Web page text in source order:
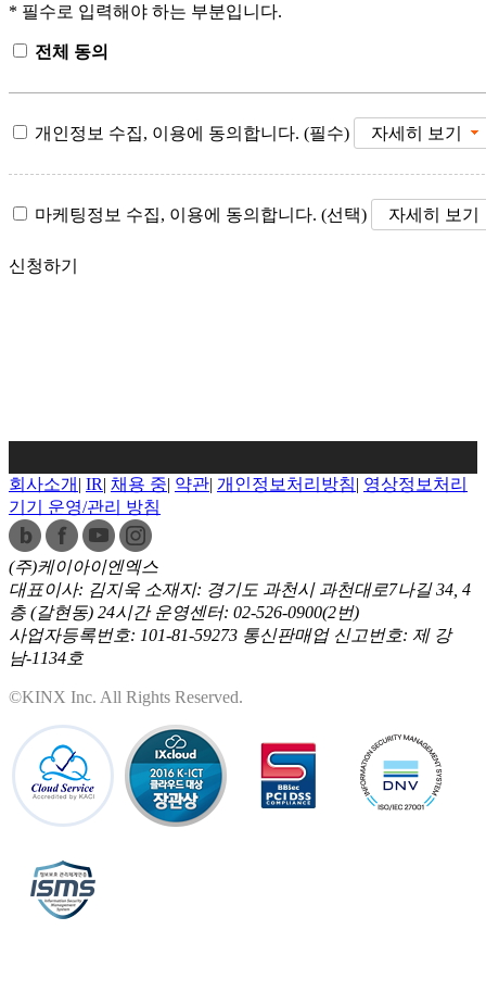
* 필수로 입력해야 하는 부분입니다.
전체 동의
개인정보 수집, 이용에 동의합니다. (필수) 자세히 보기
마케팅정보 수집, 이용에 동의합니다. (선택) 자세히 보
신청하기
회사소개 | IR| 채용 중| 약관| 개인정보처리방침| 영상정보처리
기기 운영/관리 방침
(주)케이아이엔엑스
대표이사: 김지욱 소재지: 경기도 과천시 과천대로7나길 34, 4
층 (갈현동) 24시간 운영센터: 02-526-0900(2번)
사업자등록번호: 101-81-59273 통신판매업 신고번호: 제 강
남-1134호
©KINX Inc. All Rights Reserved.